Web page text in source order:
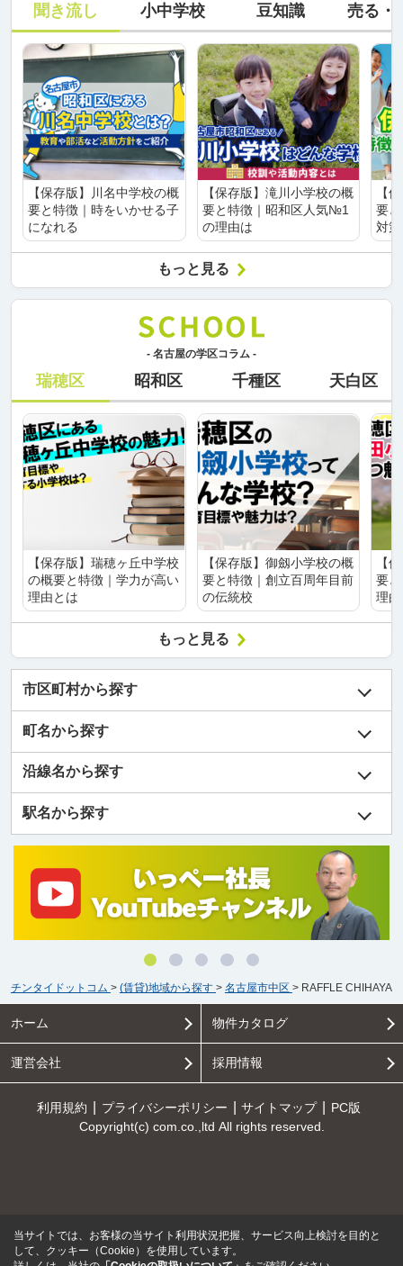
聞き流し 小中学校 豆知識 売る・
【保存版】川名中学校の概
要と特徴｜時をいかせる子
になれる
【保存版】滝川小学校の概
要と特徴｜昭和区人気№1
の理由は
【
要
対
もっと見る
- 名古屋の学区コラム -
瑞穂区 昭和区 千種区 天白区
【保存版】瑞穂ヶ丘中学校
の概要と特徴｜学力が高い
理由とは
【保存版】御劔小学校の概
要と特徴｜創立百周年目前
の伝統校
【
要
理
もっと見る
市区町村から探す
町名から探す
沿線名から探す
駅名から探す
チンタイドットコム > (賃貸)地域から探す > 名古屋市中区 > RAFFLE CHIHAYA
ホーム 物件カタログ
運営会社 採用情報
利用規約 プライバシーポリシー サイトマップ
PC版
Copyright(c) com.co.,ltd All rights reserved.
当サイトでは、お客様の当サイト利用状況把握、サービス向上検討を目的と
して、クッキー（Cookie）を使用しています。